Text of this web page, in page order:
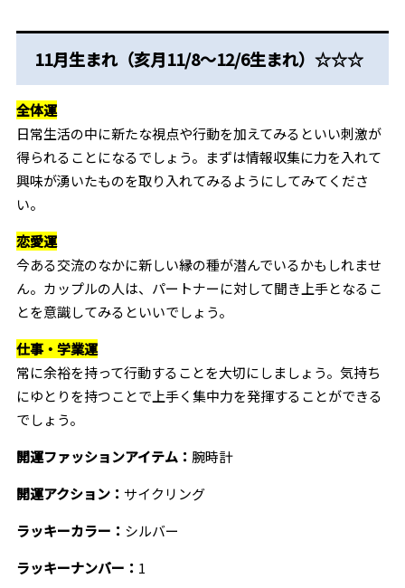
11月生まれ（亥月11/8～12/6生まれ）☆☆☆
全体運
日常生活の中に新たな視点や行動を加えてみるといい刺激が
得られることになるでしょう。まずは情報収集に力を入れて
興味が湧いたものを取り入れてみるようにしてみてくださ
い。
恋愛運
今ある交流のなかに新しい縁の種が潜んでいるかもしれませ
ん。カップルの人は、パートナーに対して聞き上手となるこ
とを意識してみるといいでしょう。
仕事・学業運
常に余裕を持って行動することを大切にしましょう。気持ち
にゆとりを持つことで上手く集中力を発揮することができる
でしょう。
開運ファッションアイテム： 腕時計
開運アクション： サイクリング
ラッキーカラー： シルバー
ラッキーナンバー： 1